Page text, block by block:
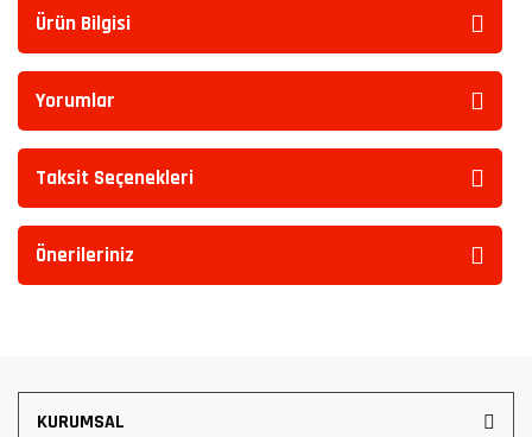
Ürün Bilgisi
Yorumlar
Taksit Seçenekleri
Önerileriniz
KURUMSAL